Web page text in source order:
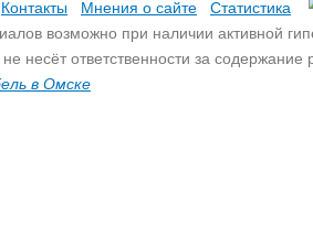
Контакты Мнения о сайте
Статистика
возможно при наличии активной
несёт ответственности за
в Омске